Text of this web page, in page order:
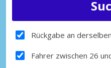
Rückgabe an
Fahrer zwischen 26